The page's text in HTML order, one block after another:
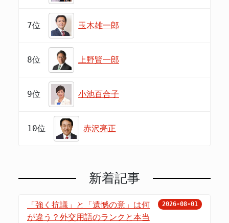
7位 玉木雄一郎
8位 上野賢一郎
9位 小池百合子
10位 赤沢亮正
新着記事
「強く抗議」と「遺憾の意」は何
が違う？外交用語のランクと本当
2026-08-01